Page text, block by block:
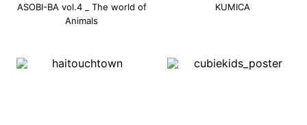
ASOBI-BA vol.4 _ The world of
Animals
KUMICA